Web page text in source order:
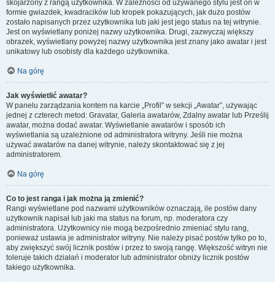
skojarzony z rangą użytkownika. W zależności od używanego stylu jest on w
formie gwiazdek, kwadracików lub kropek pokazujących, jak dużo postów
zostało napisanych przez użytkownika lub jaki jest jego status na tej witrynie.
Jest on wyświetlany poniżej nazwy użytkownika. Drugi, zazwyczaj większy
obrazek, wyświetlany powyżej nazwy użytkownika jest znany jako awatar i jest
unikatowy lub osobisty dla każdego użytkownika.
Na górę
Jak wyświetlić awatar?
W panelu zarządzania kontem na karcie „Profil” w sekcji „Awatar”, używając
jednej z czterech metod: Gravatar, Galeria awatarów, Zdalny awatar lub Prześlij
awatar, można dodać awatar. Wyświetlanie awatarów i sposób ich
wyświetlania są uzależnione od administratora witryny. Jeśli nie można
używać awatarów na danej witrynie, należy skontaktować się z jej
administratorem.
Na górę
Co to jest ranga i jak można ją zmienić?
Rangi wyświetlane pod nazwami użytkowników oznaczają, ile postów dany
użytkownik napisał lub jaki ma status na forum, np. moderatora czy
administratora. Użytkownicy nie mogą bezpośrednio zmieniać stylu rang,
ponieważ ustawia je administrator witryny. Nie należy pisać postów tylko po to,
aby zwiększyć swój licznik postów i przez to swoją rangę. Większość witryn nie
toleruje takich działań i moderator lub administrator obniży licznik postów
takiego użytkownika.